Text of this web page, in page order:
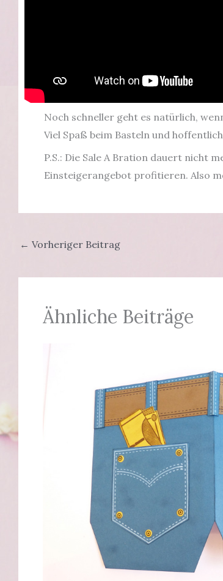
Noch schneller geht es natürlich,
Viel Spaß beim Basteln und
P.S.: Die Sale A Bration dauert nicht
Einsteigerangebot profitieren. Also
← Vorheriger Beitrag
Ähnliche Beiträge